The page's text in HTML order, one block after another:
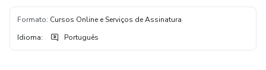
Formato: Cursos Online e Serviços de Assinatura
Idioma: Português